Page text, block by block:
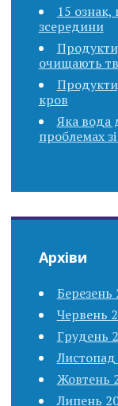
15
зсередини
очищають
кров
Яка вода
проблемах
Архіви
Березень
Червень
Грудень
Жовтень
Липень